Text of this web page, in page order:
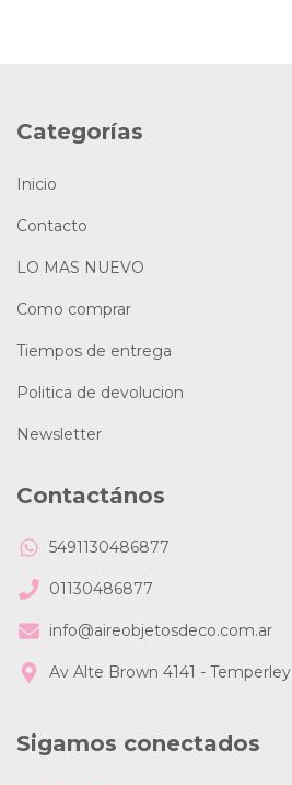
Categorías
Inicio
Contacto
LO MAS NUEVO
Como comprar
Tiempos de entrega
Politica de devolucion
Newsletter
Contactános
5491130486877
01130486877
info@aireobjetosdeco.com.ar
Av Alte Brown 4141 - Temperley
Sigamos conectados